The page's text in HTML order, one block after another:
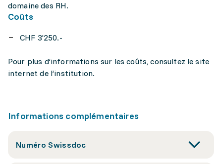
domaine des RH.
Coûts
CHF 3'250.-
Pour plus d’informations sur les coûts, consultez le site
internet de l’institution.
Informations complémentaires
Numéro Swissdoc